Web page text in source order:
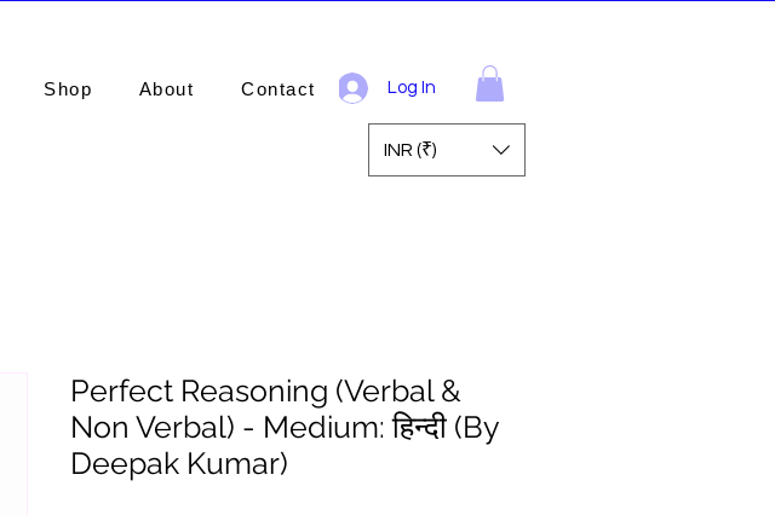
Log In
Shop About Contact
INR (₹)
Perfect Reasoning (Verbal &
Non Verbal) - Medium: हिन्दी (By
Deepak Kumar)